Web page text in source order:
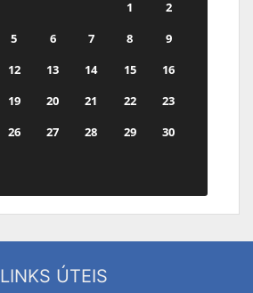
1
2
5 6 7 8
9
12 13 14 15
16
19 20 21 22
23
26 27 28 29
30
LINKS ÚTEIS